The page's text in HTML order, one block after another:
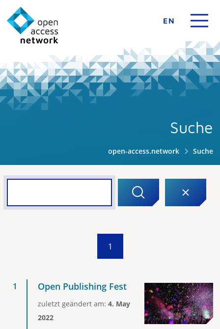
EN
Suche
open-access.network Suche
1
Open Publishing Fest
zuletzt geändert am: 4. May
2022